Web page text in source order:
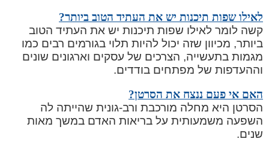
לאילו שפות תיכנות יש את העתיד הטוב ביותר?
קשה לומר לאילו שפות תיכנות יש את העתיד הטוב
ביותר, מכיוון שזה יכול להיות תלוי בגורמים רבים כמו
מגמות בתעשייה, הצרכים של עסקים וארגונים שונים
וההעדפות של מפתחים בודדים.
האם אי פעם ננצח את הסרטן?
הסרטן היא מחלה מורכבת ורב-גונית שהייתה לה
השפעה משמעותית על בריאות האדם במשך מאות
שנים.